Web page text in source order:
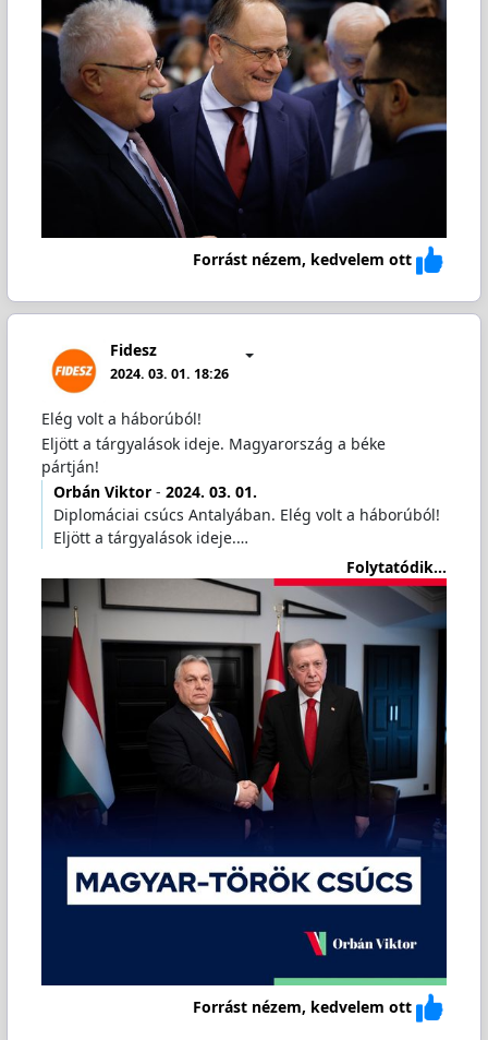
Forrást nézem, kedvelem ott
Fidesz
2024. 03. 01. 18:26
Elég volt a háborúból!
Eljött a tárgyalások ideje. Magyarország a béke
pártján!
Orbán Viktor- 2024. 03. 01.
Diplomáciai csúcs Antalyában. Elég volt a háborúból!
Eljött a tárgyalások ideje.…
Folytatódik...
Forrást nézem, kedvelem ott